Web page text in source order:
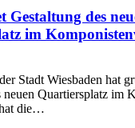
Gestaltung des
im
Stadt Wiesbaden hat
neuen Quartiersplatz im
die…